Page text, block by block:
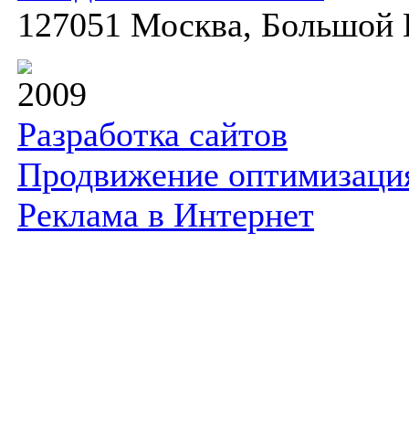
127051 Москва, Большой
2009
Разработка сайтов
Продвижение
Реклама в Интернет